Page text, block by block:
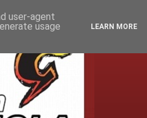
user-agent
usage
LEARN MORE